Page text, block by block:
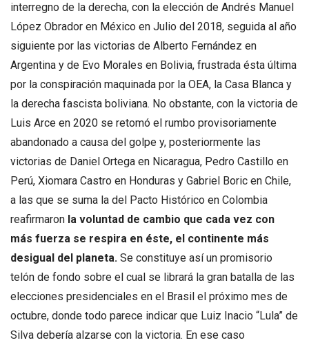
interregno de la derecha, con la elección de Andrés Manuel
López Obrador en México en Julio del 2018, seguida al año
siguiente por las victorias de Alberto Fernández en
Argentina y de Evo Morales en Bolivia, frustrada ésta última
por la conspiración maquinada por la OEA, la Casa Blanca y
la derecha fascista boliviana. No obstante, con la victoria de
Luis Arce en 2020 se retomó el rumbo provisoriamente
abandonado a causa del golpe y, posteriormente las
victorias de Daniel Ortega en Nicaragua, Pedro Castillo en
Perú, Xiomara Castro en Honduras y Gabriel Boric en Chile,
a las que se suma la del Pacto Histórico en Colombia
reafirmaron la voluntad de cambio que cada vez con
más fuerza se respira en éste, el continente más
desigual del planeta. Se constituye así un promisorio
telón de fondo sobre el cual se librará la gran batalla de las
elecciones presidenciales en el Brasil el próximo mes de
octubre, donde todo parece indicar que Luiz Inacio “Lula” de
Silva debería alzarse con la victoria. En ese caso